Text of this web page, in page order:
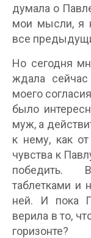
думала о
мои мысли, я
все
Но сегодня
ждала
моего
было
муж, а
к нему, как
чувства к
победить.
таблетками и
ней. И пока
верила в то,
горизонте?